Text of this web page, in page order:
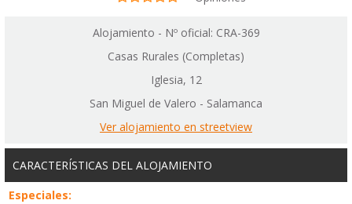
Alojamiento - Nº oficial: CRA-369
Casas Rurales (Completas)
Iglesia, 12
San Miguel de Valero - Salamanca
Ver alojamiento en streetview
CARACTERÍSTICAS DEL ALOJAMIENTO
Especiales: